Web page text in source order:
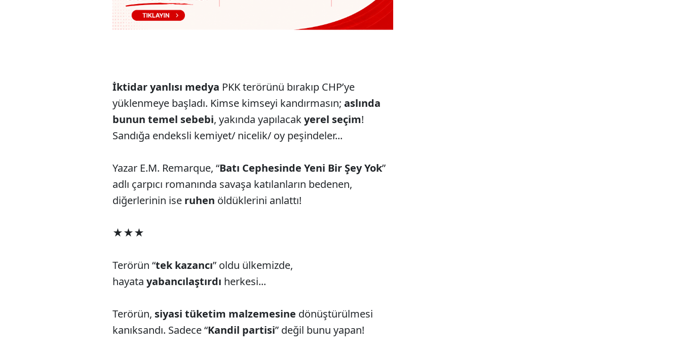
İktidar yanlısı medya PKK terörünü bırakıp CHP’ye
yüklenmeye başladı. Kimse kimseyi kandırmasın; aslında
bunun temel sebebi, yakında yapılacakyerel seçim!
Sandığa endeksli kemiyet/ nicelik/ oy peşindeler...
Yazar E.M. Remarque, “Batı Cephesinde Yeni Bir Şey Yok”
adlı çarpıcı romanında savaşa katılanların bedenen,
diğerlerinin ise ruhen öldüklerini anlattı!
★★★
Terörün “tek kazancı” oldu ülkemizde,
hayata yabancılaştırdı herkesi...
Terörün, siyasi tüketim malzemesine dönüştürülmesi
kanıksandı. Sadece “Kandil partisi” değil bunu yapan!